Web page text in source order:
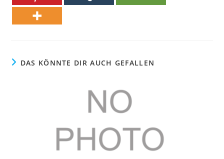
DAS KÖNNTE DIR AUCH GEFALLEN